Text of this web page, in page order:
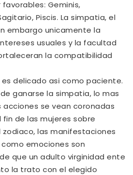
Geminis,
Piscis. La simpatia, el
embargo unicamente la
usuales y la facultad
la compatibilidad
es delicado asi­ como paciente.
ganarse la simpatia, lo mas
acciones se vean coronadas
de las mujeres sobre
las manifestaciones
emociones son
que un adulto virginidad ente
la trato con el elegido